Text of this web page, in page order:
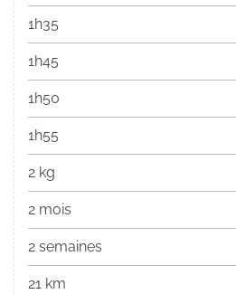
1h35
1h45
1h50
1h55
2 kg
2 mois
2 semaines
21 km